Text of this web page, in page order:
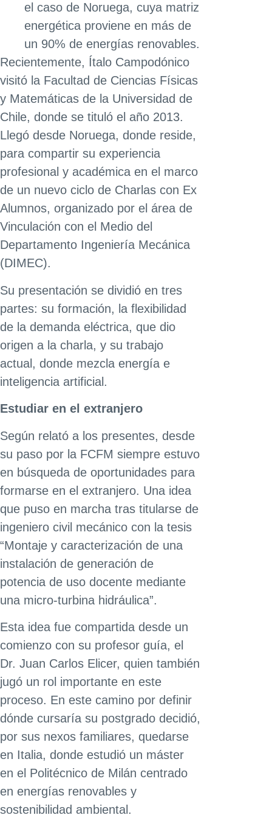
el caso de Noruega, cuya matriz
energética proviene en más de
un 90% de energías renovables.
Recientemente, Ítalo Campodónico
visitó la Facultad de Ciencias Físicas
y Matemáticas de la Universidad de
Chile, donde se tituló el año 2013.
Llegó desde Noruega, donde reside,
para compartir su experiencia
profesional y académica en el marco
de un nuevo ciclo de Charlas con Ex
Alumnos, organizado por el área de
Vinculación con el Medio del
Departamento Ingeniería Mecánica
(DIMEC).
Su presentación se dividió en tres
partes: su formación, la flexibilidad
de la demanda eléctrica, que dio
origen a la charla, y su trabajo
actual, donde mezcla energía e
inteligencia artificial.
Estudiar en el extranjero
Según relató a los presentes, desde
su paso por la FCFM siempre estuvo
en búsqueda de oportunidades para
formarse en el extranjero. Una idea
que puso en marcha tras titularse de
ingeniero civil mecánico con la tesis
“Montaje y caracterización de una
instalación de generación de
potencia de uso docente mediante
una micro-turbina hidráulica”.
Esta idea fue compartida desde un
comienzo con su profesor guía, el
Dr. Juan Carlos Elicer, quien también
jugó un rol importante en este
proceso. En este camino por definir
dónde cursaría su postgrado decidió,
por sus nexos familiares, quedarse
en Italia, donde estudió un máster
en el Politécnico de Milán centrado
en energías renovables y
sostenibilidad ambiental.